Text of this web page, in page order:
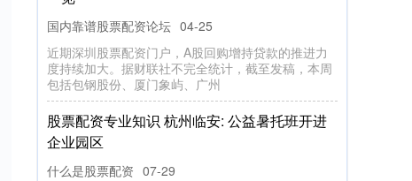
总统大选提上议事日程
国内靠谱股票配资论坛 04-28
据新华社报道配先查-官网，韩国宪法法院4日上午宣
布通过对尹锡悦的弹劾，尹锡悦被罢免总统职务。 韩
国宪法法院法官当天宣布，